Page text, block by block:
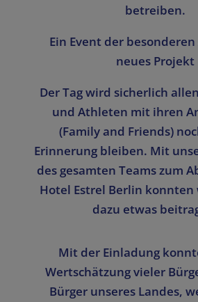
betreiben.
Ein Event der
neues Projekt
Der Tag wird sicherlich
und Athleten mit ihren
(Family and Friends)
Erinnerung bleiben. Mit
des gesamten Teams zum
Hotel Estrel Berlin konnten
dazu etwas
Mit der Einladung
Wertschätzung vieler
Bürger unseres Landes,